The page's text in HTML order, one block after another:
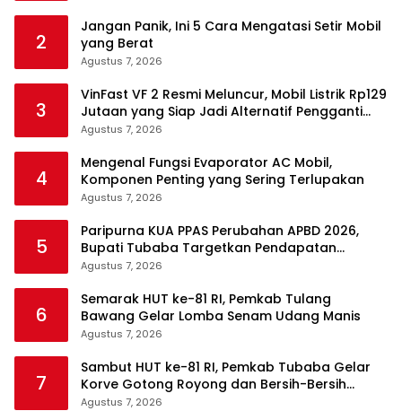
2
Jangan Panik, Ini 5 Cara Mengatasi Setir Mobil
yang Berat
Agustus 7, 2026
3
VinFast VF 2 Resmi Meluncur, Mobil Listrik Rp129
Jutaan yang Siap Jadi Alternatif Pengganti
Motor
Agustus 7, 2026
4
Mengenal Fungsi Evaporator AC Mobil,
Komponen Penting yang Sering Terlupakan
Agustus 7, 2026
5
Paripurna KUA PPAS Perubahan APBD 2026,
Bupati Tubaba Targetkan Pendapatan
Daerah Rp820,3 Miliar
Agustus 7, 2026
6
Semarak HUT ke-81 RI, Pemkab Tulang
Bawang Gelar Lomba Senam Udang Manis
Agustus 7, 2026
7
Sambut HUT ke-81 RI, Pemkab Tubaba Gelar
Korve Gotong Royong dan Bersih-Bersih
Serentak
Agustus 7, 2026